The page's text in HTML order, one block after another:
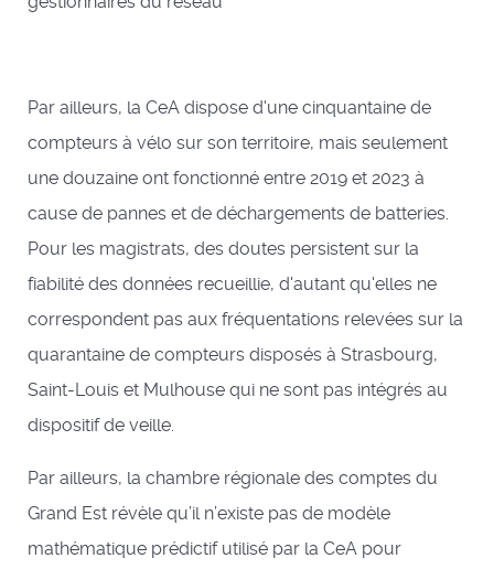
Par ailleurs, la CeA dispose d'une cinquantaine de
compteurs à vélo sur son territoire, mais seulement
une douzaine ont fonctionné entre 2019 et 2023 à
cause de pannes et de déchargements de batteries.
Pour les magistrats, des doutes persistent sur la
fiabilité des données recueillie, d'autant qu'elles ne
correspondent pas aux fréquentations relevées sur la
quarantaine de compteurs disposés à Strasbourg,
Saint-Louis et Mulhouse qui ne sont pas intégrés au
dispositif de veille.
Par ailleurs, la chambre régionale des comptes du
Grand Est révèle qu’il n’existe pas de modèle
mathématique prédictif utilisé par la CeA pour